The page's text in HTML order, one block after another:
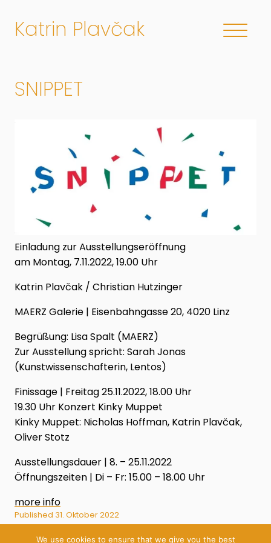
Katrin Plavčak
SNIPPET
Einladung zur Ausstellungseröffnung
am Montag, 7.11.2022, 19.00 Uhr
Katrin Plavčak / Christian Hutzinger
MAERZ Galerie | Eisenbahngasse 20, 4020 Linz
Begrüßung: Lisa Spalt (MAERZ)
Zur Ausstellung spricht: Sarah Jonas
(Kunstwissenschafterin, Lentos)
Finissage | Freitag 25.11.2022, 18.00 Uhr
19.30 Uhr Konzert Kinky Muppet
Kinky Muppet: Nicholas Hoffman, Katrin Plavčak,
Oliver Stotz
Ausstellungsdauer | 8. – 25.11.2022
Öffnungszeiten | Di – Fr: 15.00 – 18.00 Uhr
more info
Published 31. Oktober 2022
We use cookies to ensure that we give you the best